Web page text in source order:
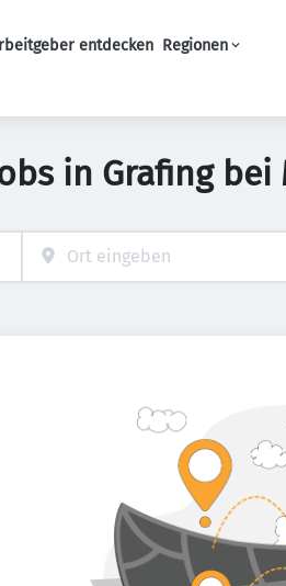
entdecken Regionen
in Grafing bei